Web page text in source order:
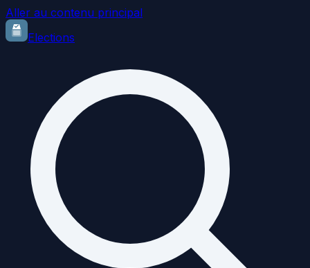
Aller au contenu principal
Elections